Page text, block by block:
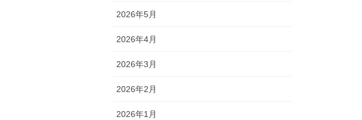
2026年5月
2026年4月
2026年3月
2026年2月
2026年1月